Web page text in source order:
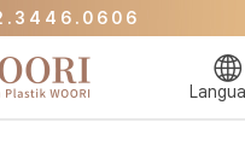
Promo
Langsung ke